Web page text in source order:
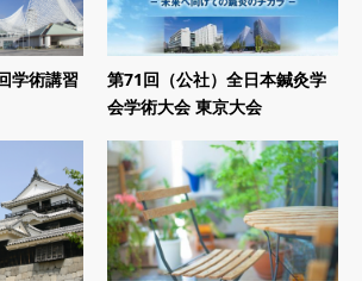
学術講習
第71回（公社）全日本鍼灸学
会学術大会 東京大会